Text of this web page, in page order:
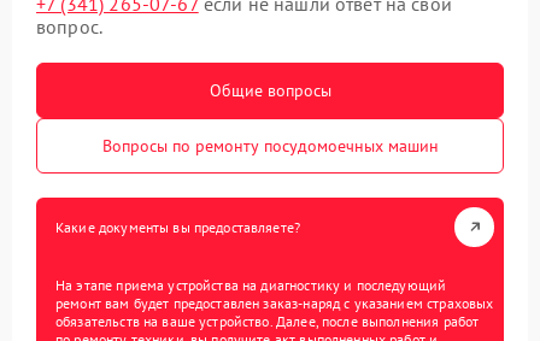
вопрос.
Общие вопросы
Вопросы по ремонту посудомоечных машин
Какие документы вы предоставляете?
На этапе приема устройства на диагностику и последующий
ремонт вам будет предоставлен заказ-наряд с указанием страховых
обязательств на ваше устройство. Далее, после выполнения работ